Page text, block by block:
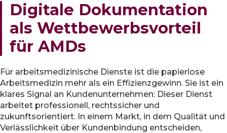
Digitale Dokumentation
als Wettbewerbsvorteil
für AMDs
Für arbeitsmedizinische Dienste ist die papierlose
Arbeitsmedizin mehr als ein Effizienzgewinn. Sie ist ein
klares Signal an Kundenunternehmen: Dieser Dienst
arbeitet professionell, rechtssicher und
zukunftsorientiert. In einem Markt, in dem Qualität und
Verlässlichkeit über Kundenbindung entscheiden,